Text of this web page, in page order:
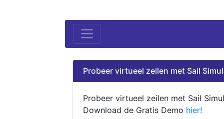
Probeer virtueel zeilen met Sail
Probeer virtueel zeilen met Sail
Download de Gratis Demo hier!